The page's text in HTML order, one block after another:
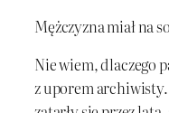
Mężczyzna miał na
Nie wiem, dlaczego
z uporem